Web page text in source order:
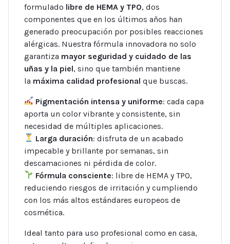
formulado libre de HEMA y TPO, dos
componentes que en los últimos años han
generado preocupación por posibles reacciones
alérgicas. Nuestra fórmula innovadora no solo
garantiza mayor seguridad y cuidado de las
uñas y la piel, sino que también mantiene
la máxima calidad profesional que buscas.
Pigmentación intensa y uniforme: cada capa
aporta un color vibrante y consistente, sin
necesidad de múltiples aplicaciones.
Larga duración: disfruta de un acabado
impecable y brillante por semanas, sin
descamaciones ni pérdida de color.
Fórmula consciente: libre de HEMA y TPO,
reduciendo riesgos de irritación y cumpliendo
con los más altos estándares europeos de
cosmética.
Ideal tanto para uso profesional como en casa,